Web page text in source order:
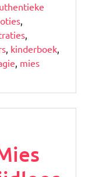
,
,
, kinderboek,
, mies